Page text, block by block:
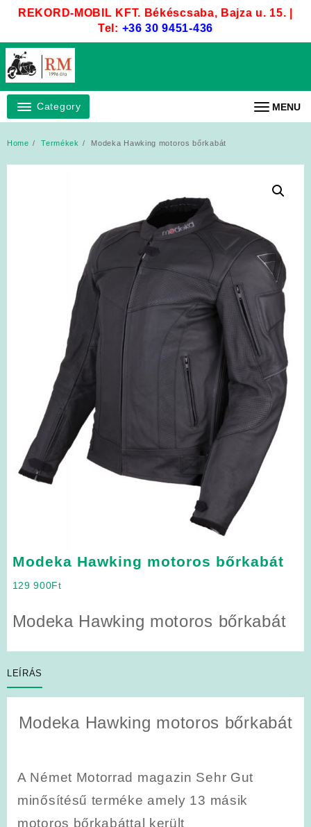
REKORD-MOBIL KFT. Békéscsaba, Bajza u. 15. |
Tel: +36 30 9451-436
Category MENU
Home Termékek Modeka Hawking motoros bőrkabát
Modeka Hawking motoros bőrkabát
129 900Ft
Modeka Hawking motoros bőrkabát
LEÍRÁS
Modeka Hawking motoros bőrkabát
A Német Motorrad magazin Sehr Gut
minősítésű terméke amely 13 másik
motoros bőrkabáttal került